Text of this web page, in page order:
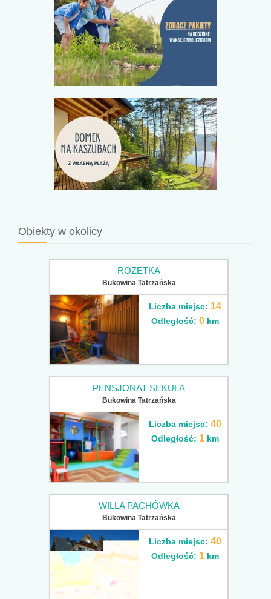
Obiekty w okolicy
ROZETKA
Bukowina Tatrzańska
Liczba miejsc: 14
Odległość: 0km
PENSJONAT SEKUŁA
Bukowina Tatrzańska
Liczba miejsc: 40
Odległość: 1km
WILLA PACHÓWKA
Bukowina Tatrzańska
Liczba miejsc: 40
Odległość: 1km